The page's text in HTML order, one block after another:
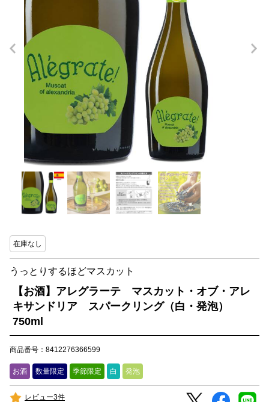
在庫なし
うっとりするほどマスカット
【お酒】アレグラーテ マスカット・オブ・アレ
キサンドリア スパークリング（白・発泡）
750ml
商品番号：8412276366599
お酒 数量限定 季節限定 白 発泡
レビュー3件